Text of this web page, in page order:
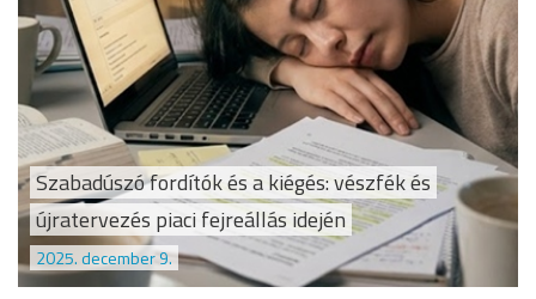
Szabadúszó fordítók és a kiégés: vészfék és
újratervezés piaci fejreállás idején
2025. december 9.